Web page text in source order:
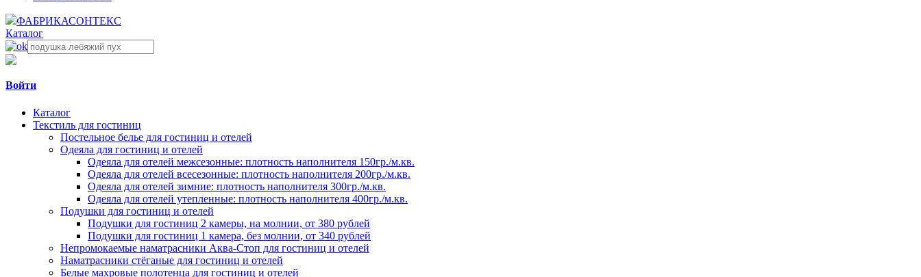
ФАБРИКАСОНТЕКС
Каталог
Войти
Каталог
Текстиль для гостиниц
Постельное белье для гостиниц и отелей
Одеяла для гостиниц и отелей
Одеяла для отелей межсезонные: плотность наполнителя 150гр./м.кв.
Одеяла для отелей всесезонные: плотность наполнителя 200гр./м.кв.
Одеяла для отелей зимние: плотность наполнителя 300гр./м.кв.
Одеяла для отелей утепленные: плотность наполнителя 400гр./м.кв.
Подушки для гостиниц и отелей
Подушки для гостиниц 2 камеры, на молнии, от 380 рублей
Подушки для гостиниц 1 камера, без молнии, от 340 рублей
Непромокаемые наматрасники Аква-Стоп для гостиниц и отелей
Наматрасники стёганые для гостиниц и отелей
Белые махровые полотенца для гостиниц и отелей